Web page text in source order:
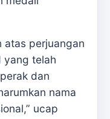
atas perjuangan
yang telah
dan
nama
ucap